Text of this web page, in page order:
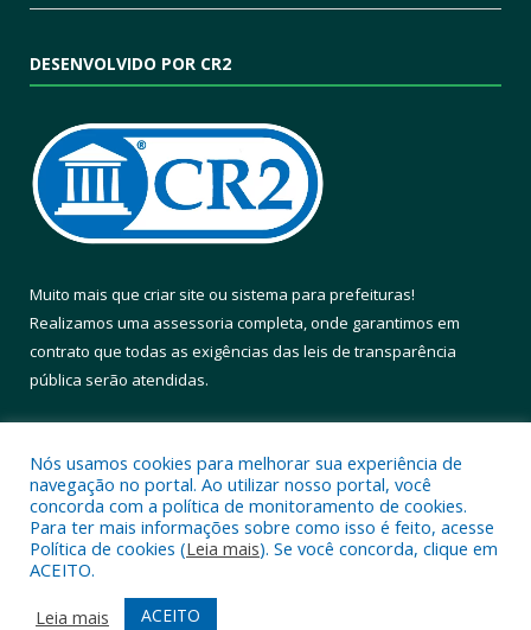
DESENVOLVIDO POR CR2
Muito mais que criar site ou sistema para prefeituras!
Realizamos uma assessoria completa, onde garantimos em
contrato que todas as exigências das leis de transparência
pública serão atendidas.
Todos os direitos reservados a Prefeitura Municipal de Altamira.
Mapa do Site
Acessar Área Administrativa
Nós usamos cookies para melhorar sua experiência de
navegação no portal. Ao utilizar nosso portal, você
concorda com a política de monitoramento de cookies.
Para ter mais informações sobre como isso é feito, acesse
Política de cookies (Leia mais). Se você concorda, clique em
ACEITO.
Leia mais
ACEITO